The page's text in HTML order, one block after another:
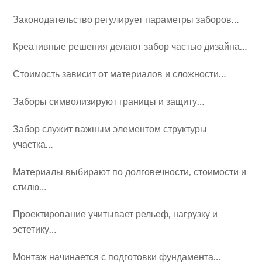
Законодательство регулирует параметры заборов…
Креативные решения делают забор частью дизайна…
Стоимость зависит от материалов и сложности…
Заборы символизируют границы и защиту…
Забор служит важным элементом структуры
участка…
Материалы выбирают по долговечности, стоимости и
стилю…
Проектирование учитывает рельеф, нагрузку и
эстетику…
Монтаж начинается с подготовки фундамента…